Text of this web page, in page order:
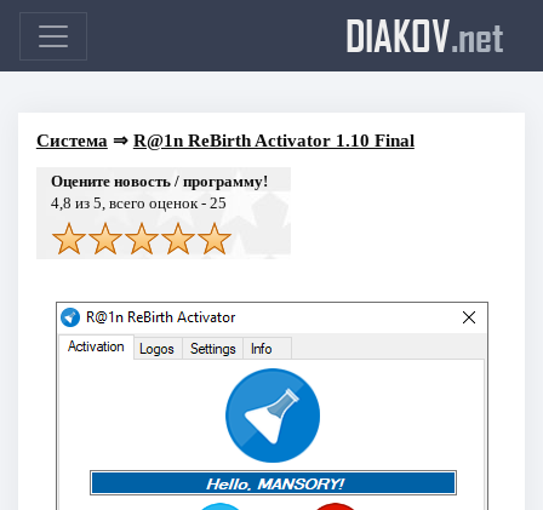
DIAKOV.net
Система ⇒ R@1n ReBirth Activator 1.10 Final
Оцените новость / программу!
4,8 из 5, всего оценок - 25